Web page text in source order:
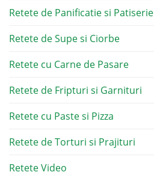
Retete de Panificatie si Patiserie
Retete de Supe si Ciorbe
Retete cu Carne de Pasare
Retete de Fripturi si Garnituri
Retete cu Paste si Pizza
Retete de Torturi si Prajituri
Retete Video